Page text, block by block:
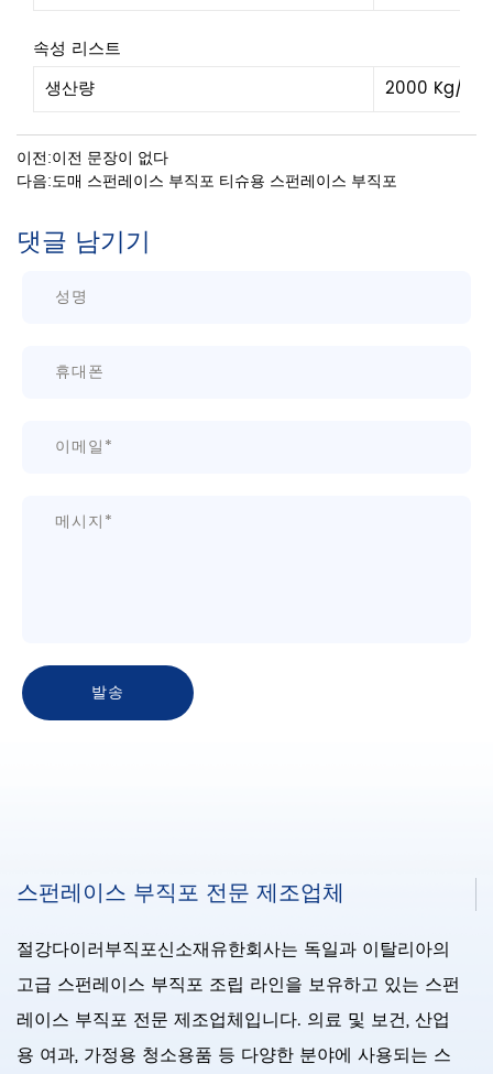
속성 리스트
생산량
2000 Kg/일
이전:이전 문장이 없다
다음:도매 스펀레이스 부직포 티슈용 스펀레이스 부직포
댓글 남기기
스펀레이스 부직포 전문 제조업체
절강다이러부직포신소재유한회사는 독일과 이탈리아의
고급 스펀레이스 부직포 조립 라인을 보유하고 있는 스펀
레이스 부직포 전문 제조업체입니다. 의료 및 보건, 산업
용 여과, 가정용 청소용품 등 다양한 분야에 사용되는 스